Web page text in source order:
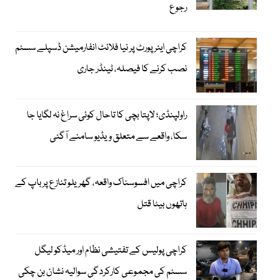
رجوع
کراچی ایئرپورٹ پر نیا فلائٹ انفارمیشن ڈسپلے سسٹم
نصب کرنے کا فیصلہ، ٹینڈر جاری
راولپنڈی؛ لاپتا بچی کا تاحال کوئی سراغ نہ لگایا جا
سکا، واقعے سے متعلق ویڈیو سامنے آگئی
کراچی میں افسوسناک واقعہ، گھریلو تنازع پر باپ کے
ہاتھوں بیٹا قتل
کراچی پولیس کے تفتیشی نظام اور میڈکو لیگل
سسٹم کی مجموعی کارکردگی سوالیہ نشان بن چکی